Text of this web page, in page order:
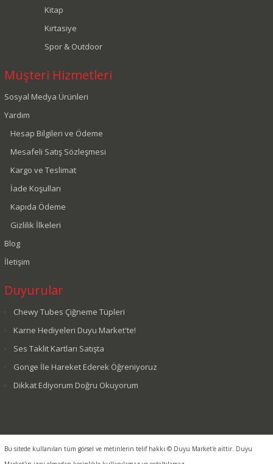
Kitap
Kırtasiye
Spor & Outdoor
Müşteri Hizmetleri
Sosyal Medya Ürünleri
Yardım
Hesap Bilgileri ve Ödeme
Mesafeli Satış Sözleşmesi
Kargo ve Teslimat
İade Koşulları
Kapıda Ödeme
Gizlilik İlkeleri
Blog
İletişim
Duyurular
Chewy Tubes Çiğneme Tüpleri
Karne Hediyeleri Duyu Market'te!
Ses Taklit Kartları Satışta
Gonge İle Hareket Ederek Öğreniyoruz
Dikkat Ediyorum Doğru Okuyorum
Bu sitede kullanılan tüm görsel ve metinlerin telif hakkı © Duyu Market'e aittir. Duyu